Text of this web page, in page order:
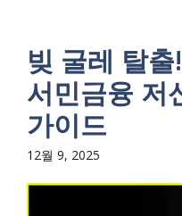
빚 굴레 탈
서민금융 저
가이드
12월 9, 2025